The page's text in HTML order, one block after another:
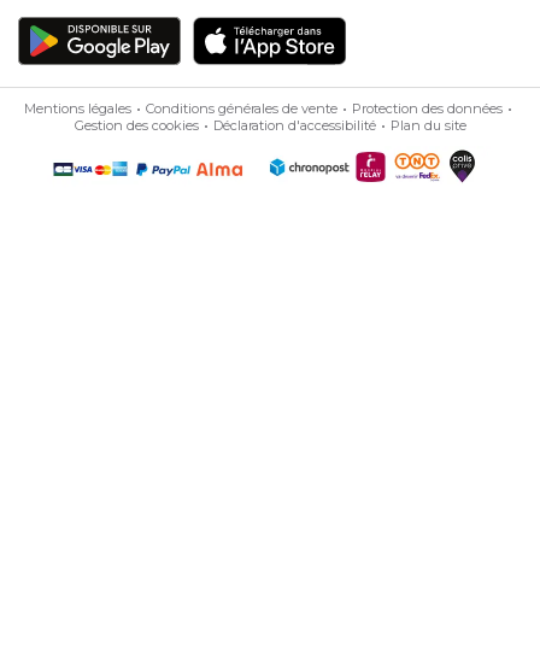
Mentions légales Conditions générales de vente
Protection des données
Gestion des cookies
Déclaration d'accessibilité Plan du site